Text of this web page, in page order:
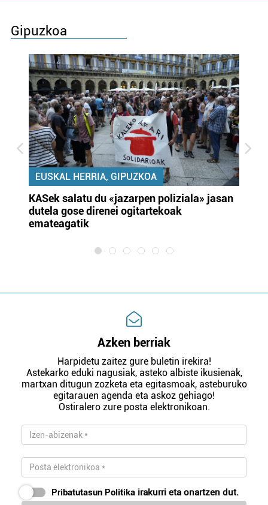
Gipuzkoa
EUSKAL HERRIA, GIPUZKOA
KASek salatu du «jazarpen poliziala» jasan
dutela gose direnei ogitartekoak
emateagatik
Azken berriak
Harpidetu zaitez gure buletin irekira!
Astekarko eduki nagusiak, asteko albiste ikusienak,
martxan ditugun zozketa eta egitasmoak, asteburuko
egitarauen agenda eta askoz gehiago!
Ostiralero zure posta elektronikoan.
Pribatutasun Politika irakurri eta onartzen dut.